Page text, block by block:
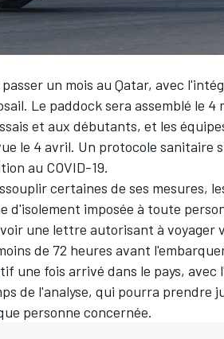
un mois au Qatar, avec
Le paddock sera assemblé le 4
et aux débutants, et les
le 4 avril. Un protocole sanitaire
au COVID-19.
certaines de ses mesures,
d'isolement imposée à toute
une lettre autorisant à voyager
de 72 heures avant
une fois arrivé dans le pays, avec
de l'analyse, qui pourra prendre
personne concernée.